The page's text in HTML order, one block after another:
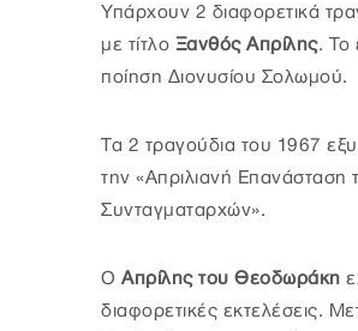
Υπάρχουν 2 διαφορετικά
με τίτλο Ξανθός Απρίλης. Το
ποίηση Διονυσίου Σολωμού.
Τα 2 τραγούδια του 1967
την «Απριλιανή Επανάσταση
Συνταγματαρχών».
Ο Απρίλης του Θεοδωράκη
διαφορετικές εκτελέσεις.